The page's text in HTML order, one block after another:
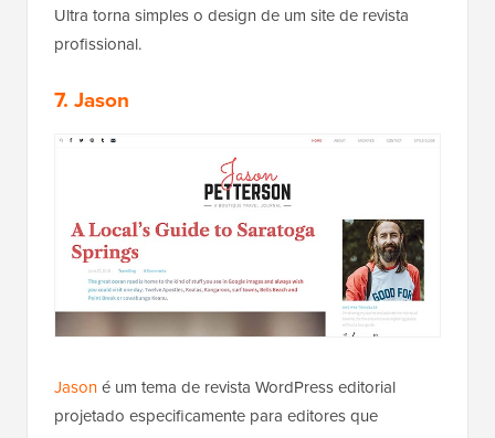
Ultra torna simples o design de um site de revista
profissional.
7. Jason
Jasoné um tema de revista WordPress editorial
projetado especificamente para editores que